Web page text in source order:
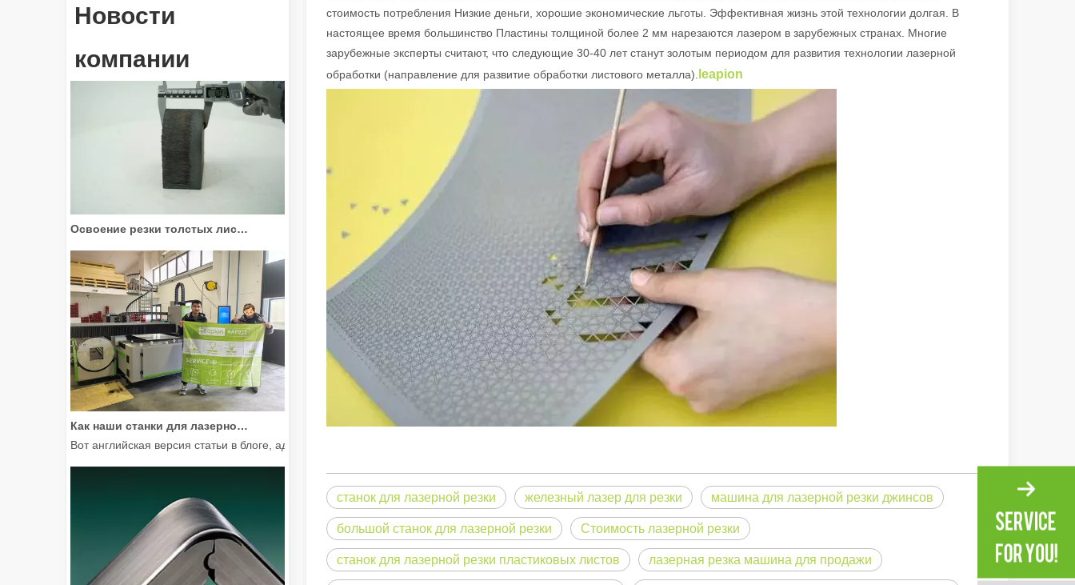
Новости
компании
Освоение резки толстых листов: как станки для волоконной лазерной резки совершают революцию в производстве
Как наши станки для лазерной резки расширяют возможности мексиканского производства
Вот английская версия статьи в блоге, адаптированная для международной аудитории, сохраняющая профессиональный и вдохновляющий тон оригинала. Сияние через Тихий океан:
стоимость потребления Низкие деньги, хорошие экономические льготы. Эффективная жизнь этой технологии долгая. В
настоящее время большинство Пластины толщиной более 2 мм нарезаются лазером в зарубежных странах. Многие
зарубежные эксперты считают, что следующие 30-40 лет станут золотым периодом для развития технологии лазерной
обработки (направление для развитие обработки листового металла). leapion
станок для лазерной резки железный лазер для резки машина для лазерной резки джинсов
большой станок для лазерной резки Стоимость лазерной резки
станок для лазерной резки пластиковых листов лазерная резка машина для продажи